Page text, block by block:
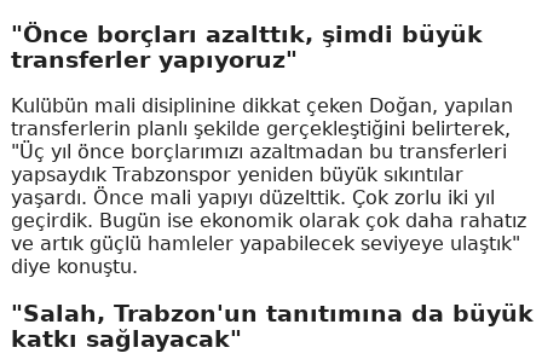
"Önce borçları azalttık, şimdi büyük
transferler yapıyoruz"
Kulübün mali disiplinine dikkat çeken Doğan, yapılan
transferlerin planlı şekilde gerçekleştiğini belirterek,
"Üç yıl önce borçlarımızı azaltmadan bu transferleri
yapsaydık Trabzonspor yeniden büyük sıkıntılar
yaşardı. Önce mali yapıyı düzelttik. Çok zorlu iki yıl
geçirdik. Bugün ise ekonomik olarak çok daha rahatız
ve artık güçlü hamleler yapabilecek seviyeye ulaştık"
diye konuştu.
"Salah, Trabzon'un tanıtımına da büyük
katkı sağlayacak"